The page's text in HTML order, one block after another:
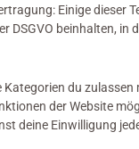
Einige dieser
DSGVO beinhalten,
Kategorien du
der Website
deine Einwilligung